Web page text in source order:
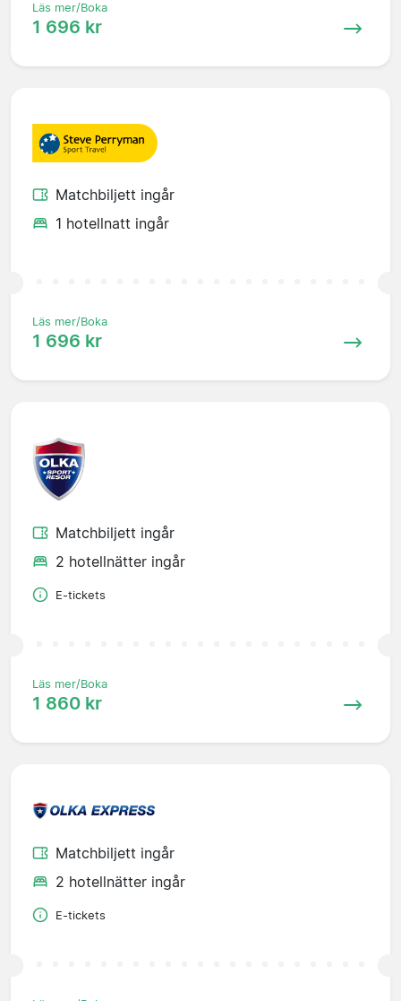
Läs mer/Boka
1 696 kr
Matchbiljett ingår
1 hotellnatt ingår
Läs mer/Boka
1 696 kr
Matchbiljett ingår
2 hotellnätter ingår
E-tickets
Läs mer/Boka
1 860 kr
Matchbiljett ingår
2 hotellnätter ingår
E-tickets